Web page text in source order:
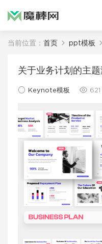
当前位置： 首页 ppt模板
关于业务计划的主
Keynote模板 621